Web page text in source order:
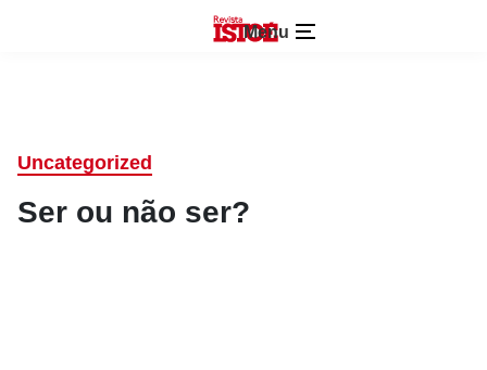
Menu
Uncategorized
Ser ou não ser?